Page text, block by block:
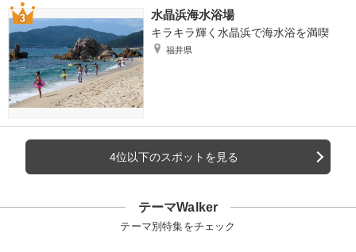
水晶浜海水浴場
キラキラ輝く水晶浜で海水浴を満喫
福井県
4位以下のスポットを見る
テーマWalker
テーマ別特集をチェック